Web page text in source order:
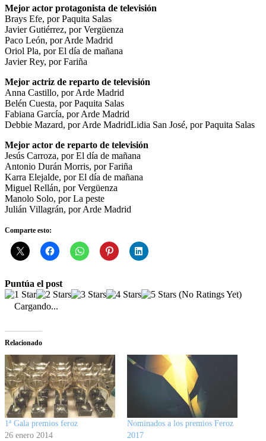
Mejor actor protagonista de televisión
Brays Efe, por Paquita Salas
Javier Gutiérrez, por Vergüenza
Paco León, por Arde Madrid
Oriol Pla, por El día de mañana
Javier Rey, por Fariña
Mejor actriz de reparto de televisión
Anna Castillo, por Arde Madrid
Belén Cuesta, por Paquita Salas
Fabiana García, por Arde Madrid
Debbie Mazard, por Arde MadridLidia San José, por Paquita Salas
Mejor actor de reparto de televisión
Jesús Carroza, por El día de mañana
Antonio Durán Morris, por Fariña
Karra Elejalde, por El día de mañana
Miguel Rellán, por Vergüenza
Manolo Solo, por La peste
Julián Villagrán, por Arde Madrid
Comparte esto:
Puntúa el post
(No Ratings Yet)
Cargando...
Relacionado
1ª Gala premios feroz
26 enero 2014
Nominados a los premios Feroz
2017